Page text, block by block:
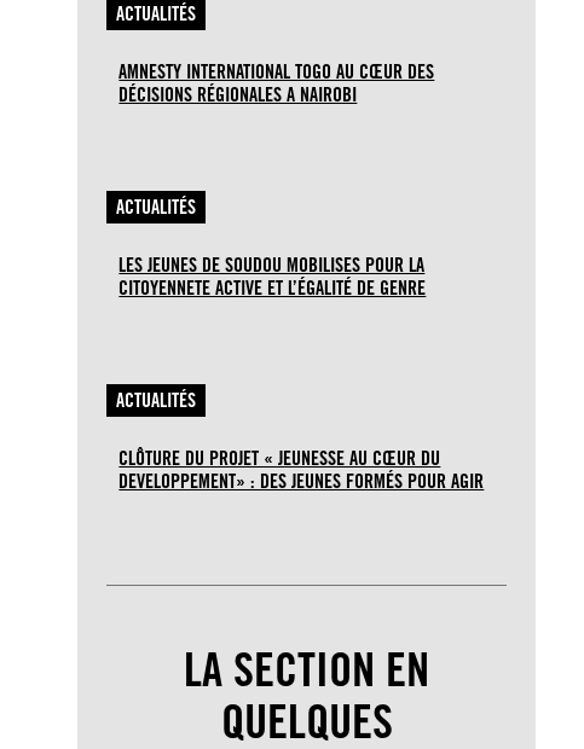
ACTUALITÉS
AMNESTY INTERNATIONAL TOGO AU CŒUR DES
DÉCISIONS RÉGIONALES A NAIROBI
ACTUALITÉS
LES JEUNES DE SOUDOU MOBILISES POUR LA
CITOYENNETE ACTIVE ET L’ÉGALITÉ DE GENRE
ACTUALITÉS
CLÔTURE DU PROJET « JEUNESSE AU CŒUR DU
DEVELOPPEMENT» : DES JEUNES FORMÉS POUR AGIR
LA SECTION EN
QUELQUES